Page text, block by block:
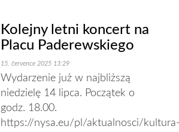
Kolejny letni koncert na
Placu Paderewskiego
15. července 2025 13:29
Wydarzenie już w najbliższą
niedzielę 14 lipca. Początek o
godz. 18.00.
https://nysa.eu/pl/aktualnosci/